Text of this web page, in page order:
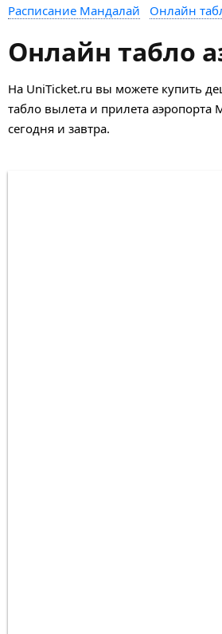
Расписание Мандалай Онлайн
Онлайн табло
На UniTicket.ru вы можете купить
табло вылета и прилета
сегодня и завтра.